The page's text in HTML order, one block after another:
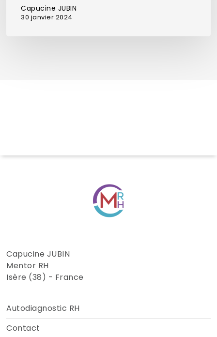
Capucine JUBIN
30 janvier 2024
Capucine JUBIN
Mentor RH
Isère (38) - France
Autodiagnostic RH
Contact